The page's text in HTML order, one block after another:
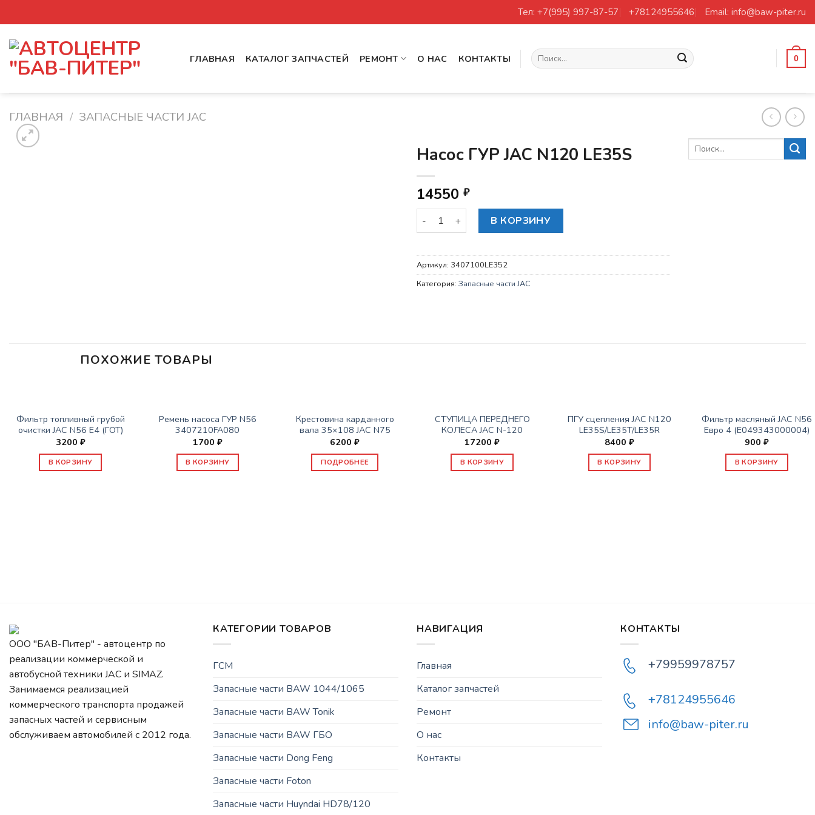
to
content
Тел: +7(995) 997-87-57 +78124955646 Email: info@baw-piter.ru
ГЛАВНАЯ КАТАЛОГ ЗАПЧАСТЕЙ РЕМОНТ О НАС КОНТАКТЫ Искать: 0
ГЛАВНАЯ / ЗАПАСНЫЕ ЧАСТИ JAC
Насос ГУР JAC N120 LE35S
14550 ₽
Количество товара Насос ГУР JAC N120 LE35S
В КОРЗИНУ
Артикул: 3407100LE352
Категория: Запасные части JAC
ПОХОЖИЕ ТОВАРЫ
Фильтр топливный грубой
очистки JAC N56 Е4 (ГОТ)
3200 ₽
В КОРЗИНУ
Ремень насоса ГУР N56
3407210FA080
1700 ₽
В КОРЗИНУ
Крестовина карданного
вала 35×108 JAC N75
6200₽
ПОДРОБНЕЕ
СТУПИЦА ПЕРЕДНЕГО
КОЛЕСА JAC N-120
17200₽
В КОРЗИНУ
ПГУ сцепления JAC N120
LE35S/LE35T/LE35R
8400 ₽
В КОРЗИНУ
Фильтр масляный JAC N56
Евро 4 (E049343000004)
900 ₽
В КОРЗИНУ
ООО "БАВ-Питер" - автоцентр по
реализации коммерческой и
автобусной техники JAC и SIMAZ.
Занимаемся реализацией
коммерческого транспорта продажей
запасных частей и сервисным
обслуживаем автомобилей c 2012 года.
КАТЕГОРИИ ТОВАРОВ
ГСМ
Запасные части BAW 1044/1065
Запасные части BAW Tonik
Запасные части BAW ГБО
Запасные части Dong Feng
Запасные части Foton
Запасные части Huyndai HD78/120
НАВИГАЦИЯ
Главная
Каталог запчастей
Ремонт
О нас
Контакты
КОНТАКТЫ
+79959978757
+78124955646
info@baw-piter.ru